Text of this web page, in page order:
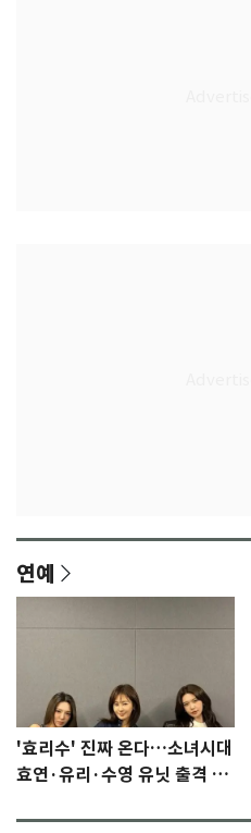
연예
'효리수' 진짜 온다…소녀시대
효연·유리·수영 유닛 출격 [N